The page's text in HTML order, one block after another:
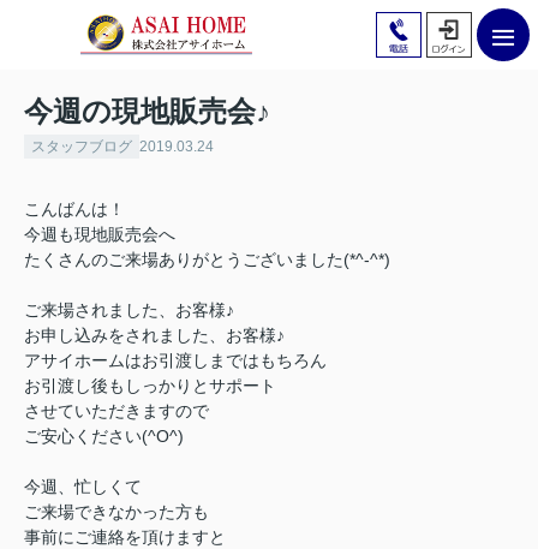
今週の現地販売会♪
スタッフブログ 2019.03.24
こんばんは！
今週も現地販売会へ
たくさんのご来場ありがとうございました(*^-^*)
ご来場されました、お客様♪
お申し込みをされました、お客様♪
アサイホームはお引渡しまではもちろん
お引渡し後もしっかりとサポート
させていただきますので
ご安心ください(^O^)
今週、忙しくて
ご来場できなかった方も
事前にご連絡を頂けますと